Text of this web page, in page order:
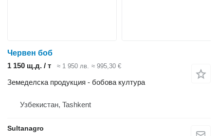
Червен боб
1 150 щ.д. / т
≈ 1 950 лв. ≈ 995,30 €
Земеделска продукция - бобова култура
Узбекистан, Tashkent
Sultanagro